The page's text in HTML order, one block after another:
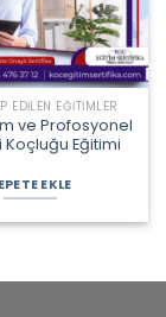
EDILEN EĞITIMLER
ve Profosyonel
Eğitimi
fiyat:
5.000,00 ₺.
andaki
fiyat:
4.300,00 ₺.
EKLE